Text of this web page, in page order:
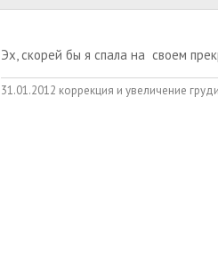
Эх, скорей бы я спала на своем
31.01.2012 коррекция и увеличение